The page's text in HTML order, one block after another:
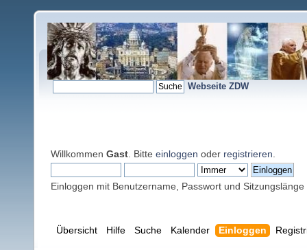
Webseite ZDW
Willkommen Gast . Bitte einloggen oder registrieren
Einloggen mit Benutzername, Passwort und Sitzungslänge
Übersicht Hilfe Suche Kalender Einloggen